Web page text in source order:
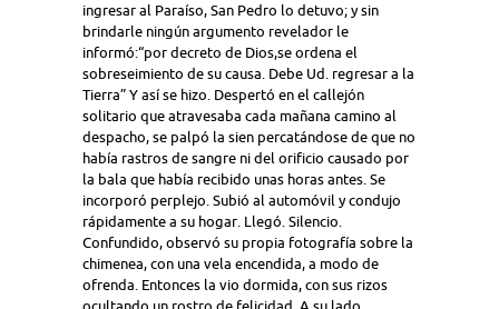
ingresar al Paraíso, San Pedro lo detuvo; y sin
brindarle ningún argumento revelador le
informó:“por decreto de Dios,se ordena el
sobreseimiento de su causa. Debe Ud. regresar a la
Tierra” Y así se hizo. Despertó en el callejón
solitario que atravesaba cada mañana camino al
despacho, se palpó la sien percatándose de que no
había rastros de sangre ni del orificio causado por
la bala que había recibido unas horas antes. Se
incorporó perplejo. Subió al automóvil y condujo
rápidamente a su hogar. Llegó. Silencio.
Confundido, observó su propia fotografía sobre la
chimenea, con una vela encendida, a modo de
ofrenda. Entonces la vio dormida, con sus rizos
ocultando un rostro de felicidad. A su lado,